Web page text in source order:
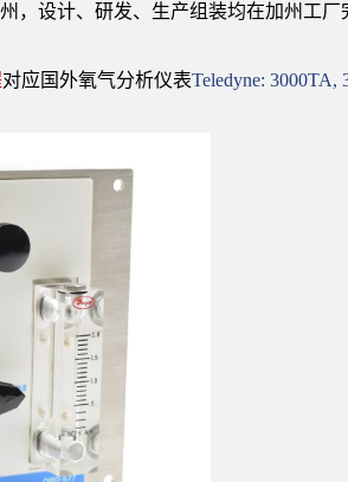
，设计、研发、生产组装均在加州工
对应国外氧气分析仪表Teledyne: